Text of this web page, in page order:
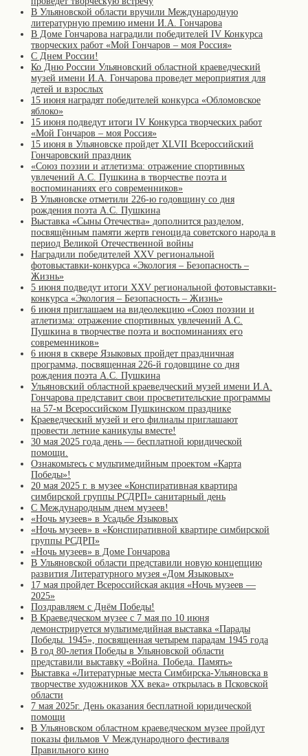
В Ульяновской области вручили Международную
литературную премию имени И.А. Гончарова
В Доме Гончарова наградили победителей IV Конкурса
творческих работ «Мой Гончаров – моя Россия»
С Днем России!
Ко Дню России Ульяновский областной краеведческий
музей имени И.А. Гончарова проведет мероприятия для
детей и взрослых
15 июня наградят победителей конкурса «Обломовское
яблоко»
15 июня подведут итоги IV Конкурса творческих работ
«Мой Гончаров – моя Россия»
15 июня в Ульяновске пройдет XLVII Всероссийский
Гончаровский праздник
«Союз поэзии и атлетизма: отражение спортивных
увлечений А.С. Пушкина в творчестве поэта и
воспоминаниях его современников»
В Ульяновске отметили 226-ю годовщину со дня
рождения поэта А.С. Пушкина
Выставка «Сыны Отечества» дополнится разделом,
посвящённым памяти жертв геноцида советского народа в
период Великой Отечественной войны
Наградили победителей XXV региональной
фотовыставки-конкурса «Экология – Безопасность –
Жизнь»
5 июня подведут итоги XXV региональной фотовыставки-
конкурса «Экология – Безопасность – Жизнь»
6 июня приглашаем на видеолекцию «Союз поэзии и
атлетизма: отражение спортивных увлечений А.С.
Пушкина в творчестве поэта и воспоминаниях его
современников»
6 июня в сквере Языковых пройдет праздничная
программа, посвященная 226-й годовщине со дня
рождения поэта А.С. Пушкина
Ульяновский областной краеведческий музей имени И.А.
Гончарова представит свои просветительские программы
на 57-м Всероссийском Пушкинском празднике
Краеведческий музей и его филиалы приглашают
провести летние каникулы вместе!
30 мая 2025 года день — бесплатной юридической
помощи.
Ознакомьтесь с мультимедийным проектом «Карта
Победы»!
20 мая 2025 г. в музее «Конспиративная квартира
симбирской группы РСДРП» санитарный день
С Международным днем музеев!
«Ночь музеев» в Усадьбе Языковых
«Ночь музеев» в «Конспиративной квартире симбирской
группы РСДРП»
«Ночь музеев» в Доме Гончарова
В Ульяновской области представили новую концепцию
развития Литературного музея «Дом Языковых»
17 мая пройдет Всероссийская акция «Ночь музеев —
2025»
Поздравляем с Днём Победы!
В Краеведческом музее с 7 мая по 10 июня
демонстрируется мультимедийная выставка «Парады
Победы. 1945», посвященная четырем парадам 1945 года
В год 80-летия Победы в Ульяновской области
представили выставку «Война. Победа. Память»
Выставка «Литературные места Симбирска-Ульяновска в
творчестве художников XX века» открылась в Псковской
области
7 мая 2025г. День оказания бесплатной юридической
помощи
В Ульяновском областном краеведческом музее пройдут
показы фильмов V Международного фестиваля
Правильного кино